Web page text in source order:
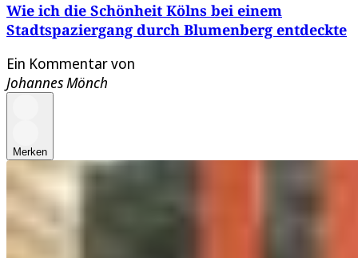
Wie ich die Schönheit Kölns bei einem
Stadtspaziergang durch Blumenberg entdeckte
Ein Kommentar von
Johannes Mönch
Merken